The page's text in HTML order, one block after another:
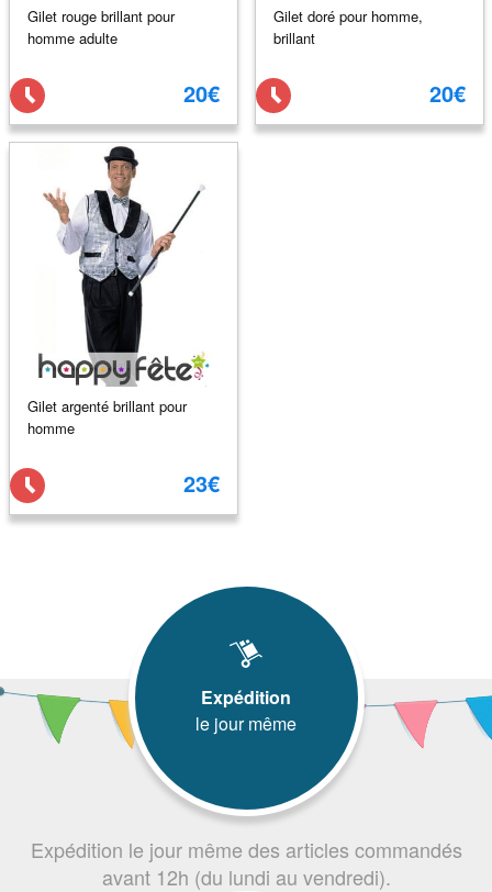
Gilet rouge brillant pour
homme adulte
20€
Gilet doré pour homme,
brillant
20€
Gilet argenté brillant pour
homme
23€
Expédition
le jour même
Expédition le jour même des articles commandés
avant 12h (du lundi au vendredi).